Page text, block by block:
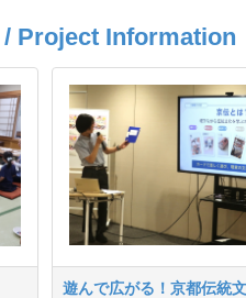
Project Information
遊んで広がる！京都伝統